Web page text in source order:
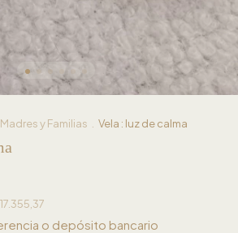
Madres y Familias Vela : luz de calma
o depósito bancario